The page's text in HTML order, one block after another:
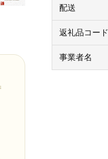
配送
返礼品コード
事業者名